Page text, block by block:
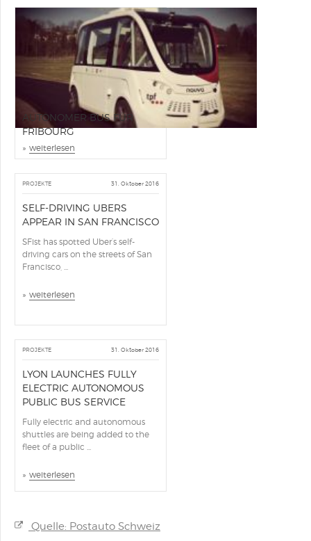
29. März 2017
AUTONOMER BUS FÜR
FRIBOURG
» weiterlesen
PROJEKTE 31. Oktober 2016
SELF-DRIVING UBERS
APPEAR IN SAN FRANCISCO
SFist has spotted Uber’s self-
driving cars on the streets of San
Francisco, ...
» weiterlesen
PROJEKTE 31. Oktober 2016
LYON LAUNCHES FULLY
ELECTRIC AUTONOMOUS
PUBLIC BUS SERVICE
Fully electric and autonomous
shuttles are being added to the
fleet of a public ...
» weiterlesen
Quelle: Postauto Schweiz